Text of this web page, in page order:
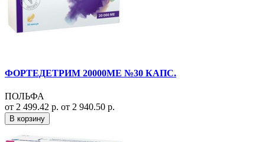
ФОРТЕДЕТРИМ 20000МЕ №30 КАПС.
ПОЛЬФА
от 2 499.42 р. от 2 940.50 р.
В корзину